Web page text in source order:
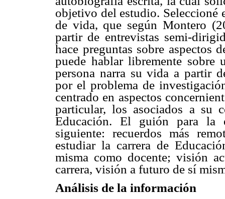
objetivo del estudio. Seleccioné
de vida, que según Montero
partir de entrevistas semi-
hace preguntas sobre aspectos
puede hablar libremente
persona narra su vida a partir
por el problema de
centrado en aspectos
particular, los asociados a su
Educación. El guión para la
siguiente: recuerdos más
estudiar la carrera de
misma como docente; visión
carrera, visión a futuro de sí
Análisis de la información